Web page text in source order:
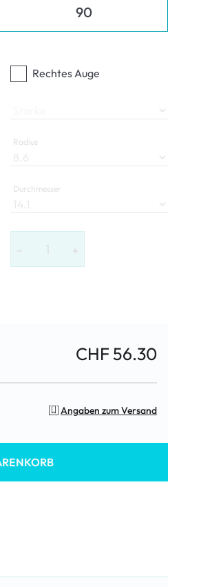
90
Rechtes Auge
Radius
Durchmesser
− +
CHF 56.30
Angaben zum Versand